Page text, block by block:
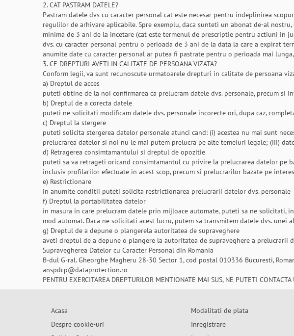
2. CAT PASTRAM DATELE?
Pastram datele dvs cu caracter personal cat este necesar pentru indeplinirea
regulilor de arhivare aplicabile. Spre exemplu, daca sunteti un abonat de-al
minima de 3 ani de la incetare (cat este termenul de prescriptie pentru actiuni in
dvs. cu caracter personal pentru o perioada de 3 ani de la data la care a expirat
anumite date cu caracter personal ar putea fi pastrate pentru o perioada mai
3. CE DREPTURI AVETI IN CALITATE DE PERSOANA VIZATA?
Conform legii, va sunt recunoscute urmatoarele drepturi in calitate de persoana
a) Dreptul de acces
puteti obtine de la noi confirmarea ca prelucram datele dvs. personale, precum si
b) Dreptul de a corecta datele
puteti ne solicitati modificam datele dvs. personale incorecte ori, dupa caz,
c) Dreptul la stergere
puteti solicita stergerea datelor personale atunci cand: (i) acestea nu mai sunt
prelucrarea datelor si noi nu le mai putem prelucra pe alte temeiuri legale; (iii)
d) Retragerea consimtamantului si dreptul de opozitie
puteti sa va retrageti oricand consimtamantul cu privire la prelucrarea datelor pe
inclusiv profilarilor efectuate in acest scop, precum si prelucrarilor bazate pe
e) Restrictionare
in anumite conditii puteti solicita restrictionarea prelucrarii datelor dvs. personale
f) Dreptul la portabilitatea datelor
in masura in care prelucram datele prin mijloace automate, puteti sa ne
mod automat. Daca ne solicitati acest lucru, putem sa transmitem datele dvs.
g) Dreptul de a depune o plangerela autoritatea de supraveghere
aveti dreptul de a depune o plangere la autoritatea de supraveghere a
Supravegherea Datelor cu Caracter Personal din Romania
B-dul G-ral. Gheorghe Magheru 28-30 Sector 1, cod postal 010336 Bucuresti,
anspdcp@dataprotection.ro
PENTRU EXERCITAREA DREPTURILOR MENTIONATE MAI SUS, NE PUTETI
Acasa
Despre cookie-uri
Modalitati de plata
Inregistrare